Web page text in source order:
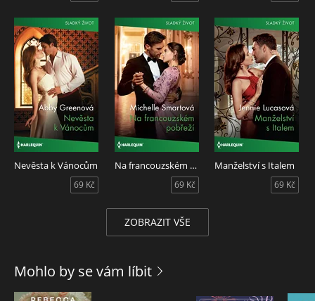
Nevěsta k Vánocům
69 Kč
Na francouzském pobřeží
69 Kč
Manželství s Italem
69 Kč
ZOBRAZIT VŠE
Mohlo by se vám líbit